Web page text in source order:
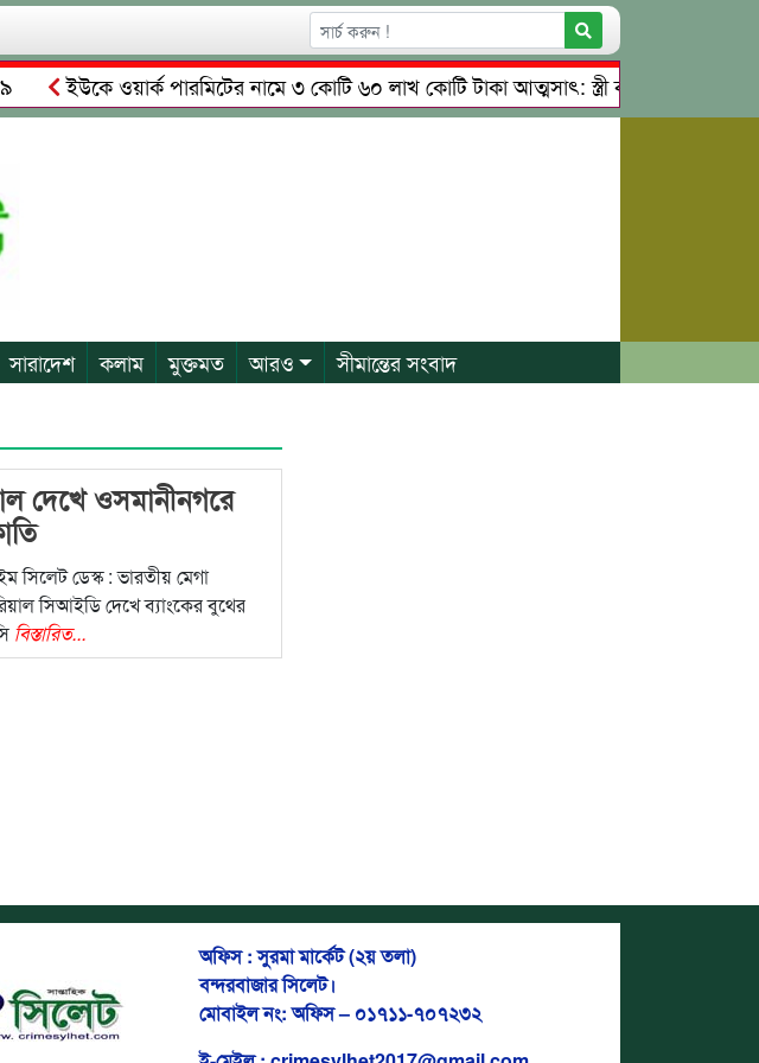
ইউকে ওয়ার্ক পারমিটের নামে ৩ কোটি ৬০ লাখ কোটি টাকা আত্মসাৎ: স্ত্রী কারাগারে, স্বামী
ও শ্রমিকদের মারধর নগরীতে কোটি টাকার সম্পত্তি দখলের চেষ্টা: গ্রেফতারের পর
সারাদেশ কলাম মুক্তমত আরও সীমান্তের সংবাদ
দেখে ওসমানীনগরে
সিলেট ডেস্ক : ভারতীয় মেগা
সিআইডি দেখে ব্যাংকের বুথের
বিস্তারিত...
অফিস : সুরমা মার্কেট (২য় তলা)
বন্দরবাজার সিলেট।
মোবাইল নং: অফিস – ০১৭১১-৭০৭২৩২